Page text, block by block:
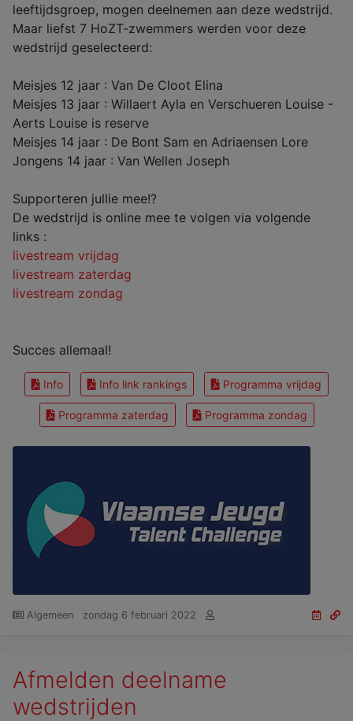
leeftijdsgroep, mogen deelnemen aan deze wedstrijd.
Maar liefst 7 HoZT-zwemmers werden voor deze
wedstrijd geselecteerd:
Meisjes 12 jaar : Van De Cloot Elina
Meisjes 13 jaar : Willaert Ayla en Verschueren Louise -
Aerts Louise is reserve
Meisjes 14 jaar : De Bont Sam en Adriaensen Lore
Jongens 14 jaar : Van Wellen Joseph
Supporteren jullie mee!?
De wedstrijd is online mee te volgen via volgende
links :
livestream vrijdag
livestream zaterdag
livestream zondag
Succes allemaal!
Info Info link rankings Programma vrijdag
Programma zaterdag Programma zondag
Algemeen zondag 6 februari 2022
Afmelden deelname
wedstrijden